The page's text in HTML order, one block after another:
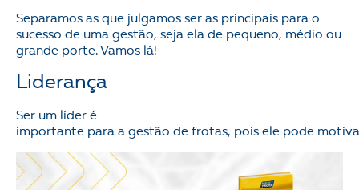
Separamos as que julgamos ser as principais para o
sucesso de uma gestão, seja ela de pequeno, médio ou
grande porte. Vamos lá!
Liderança
Ser um líder é
importante para a gestão de frotas, pois ele pode